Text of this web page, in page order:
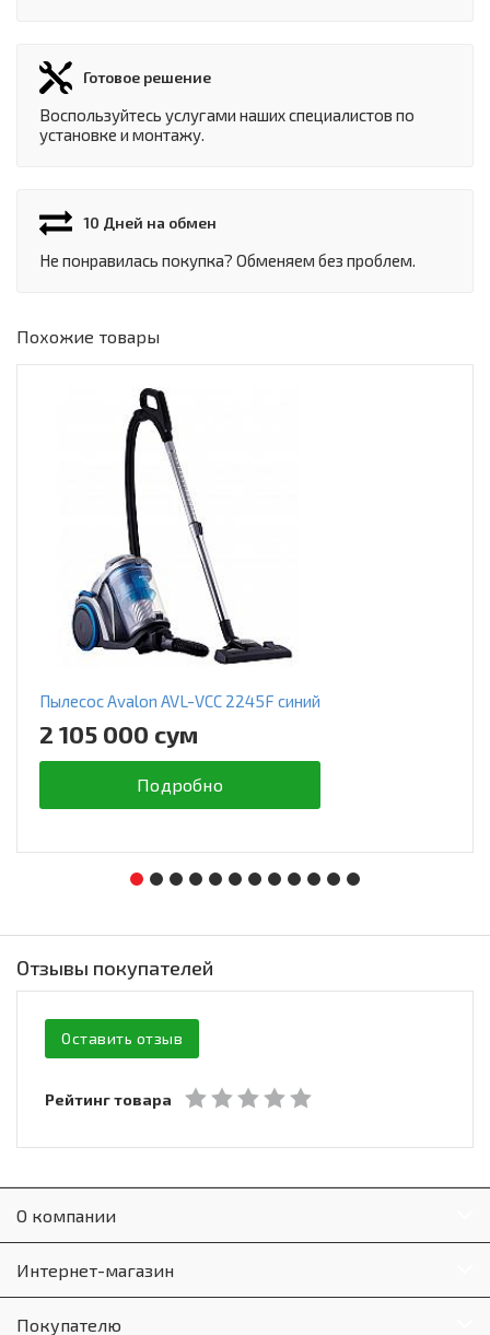
Готовое решение
Воспользуйтесь услугами наших специалистов по
установке и монтажу.
10 Дней на обмен
Не понравилась покупка? Обменяем без проблем.
Похожие товары
Пылесос Avalon AVL-VCC 2245F синий
2 105 000 сум
Подробно
Отзывы покупателей
Оставить отзыв
Рейтинг товара
О компании
Интернет-магазин
Покупателю